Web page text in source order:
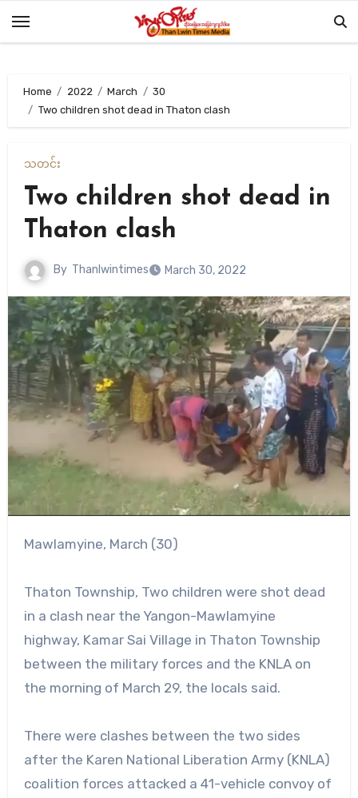
Home 2022 March
30
Two children shot dead in Thaton clash
သတင်း
Two children shot dead in
Thaton clash
By Thanlwintimes March 30, 2022
Mawlamyine, March (30)
Thaton Township, Two children were shot dead
in a clash near the Yangon-Mawlamyine
highway, Kamar Sai Village in Thaton Township
between the military forces and the KNLA on
the morning of March 29, the locals said.
There were clashes between the two sides
after the Karen National Liberation Army (KNLA)
coalition forces attacked a 41-vehicle convoy of